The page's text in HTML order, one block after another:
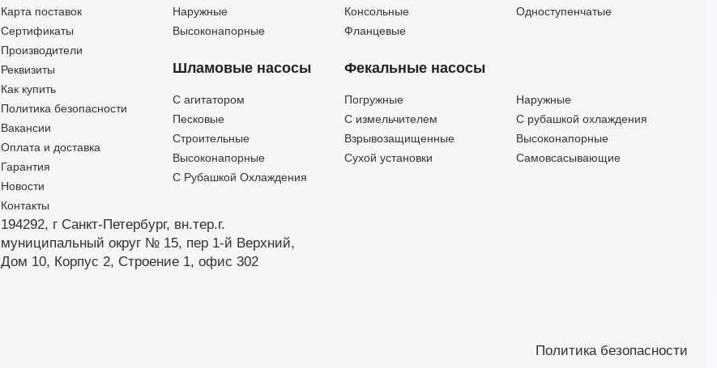
Карта поставок
Сертификаты
Производители
Реквизиты
Как купить
Политика безопасности
Вакансии
Оплата и доставка
Гарантия
Новости
Контакты
Наружные
Высоконапорные
Шламовые насосы
C агитатором
Песковые
Строительные
Высоконапорные
С Рубашкой Охлаждения
194292, г Санкт-Петербург, вн.тер.г.
муниципальный округ № 15, пер 1-й Верхний,
Дом 10, Корпус 2, Строение 1, офис 302
Консольные
Одноступенчатые
Фланцевые
Фекальные насосы
Погружные
Наружные
C измельчителем
С рубашкой охлаждения
Взрывозащищенные
Высоконапорные
Сухой установки
Самовсасывающие
Политика безопасности